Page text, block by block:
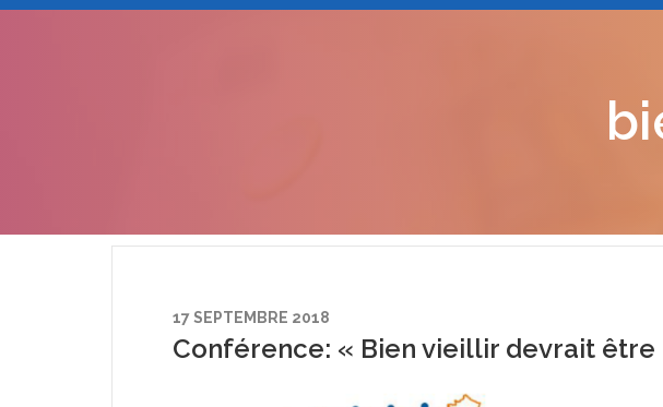
17 SEPTEMBRE 2018
Conférence: « Bien vieillir devrait être